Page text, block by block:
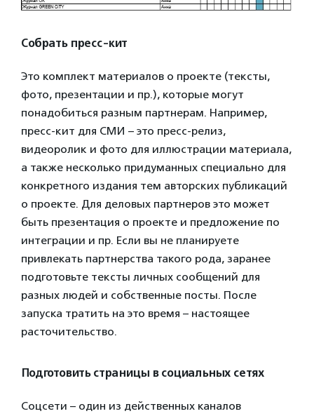
Собрать пресс-кит
Это комплект материалов о проекте (тексты,
фото, презентации и пр.), которые могут
понадобиться разным партнерам. Например,
пресс-кит для СМИ – это пресс-релиз,
видеоролик и фото для иллюстрации материала,
а также несколько придуманных специально для
конкретного издания тем авторских публикаций
о проекте. Для деловых партнеров это может
быть презентация о проекте и предложение по
интеграции и пр. Если вы не планируете
привлекать партнерства такого рода, заранее
подготовьте тексты личных сообщений для
разных людей и собственные посты. После
запуска тратить на это время – настоящее
расточительство.
Подготовить страницы в социальных сетях
Соцсети – один из действенных каналов